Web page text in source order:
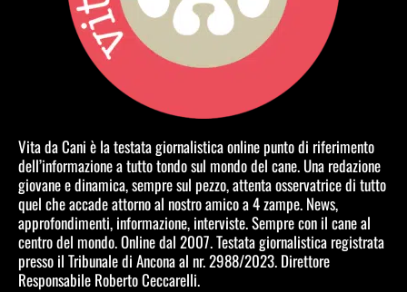
Vita da Cani è la testata giornalistica online punto di riferimento
dell’informazione a tutto tondo sul mondo del cane. Una redazione
giovane e dinamica, sempre sul pezzo, attenta osservatrice di tutto
quel che accade attorno al nostro amico a 4 zampe. News,
approfondimenti, informazione, interviste. Sempre con il cane al
centro del mondo. Online dal 2007. Testata giornalistica registrata
presso il Tribunale di Ancona al nr. 2988/2023. Direttore
Responsabile Roberto Ceccarelli.